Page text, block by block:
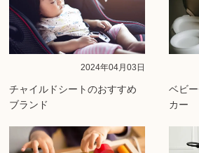
2024年04月03日
チャイルドシートのおすすめ
ブランド
ベビ
カー